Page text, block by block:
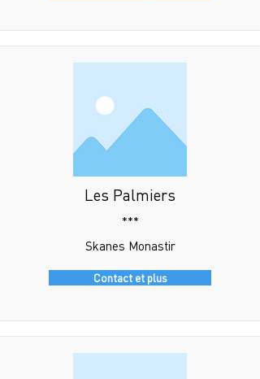
Les Palmiers
***
Skanes Monastir
Contact et plus